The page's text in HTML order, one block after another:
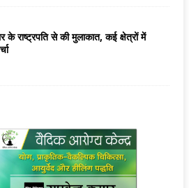
राष्ट्रपति से की मुलाकात, कई क्षेत्रों में